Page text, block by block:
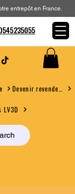
LV3D
entrepôt en France.